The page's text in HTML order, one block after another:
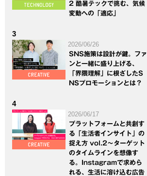
2 酷暑テックで挑む、気候
変動への「適応」
3
2026/06/26
SNS施策は設計が鍵。ファ
ンと一緒に盛り上げる、
「界隈理解」に根ざしたS
NSプロモーションとは？
4
2026/06/17
プラットフォームと共創す
る「生活者インサイト」の
捉え方 vol.2～ターゲット
のタイムラインを想像す
る。Instagramで求めら
れる、生活に溶け込む広告